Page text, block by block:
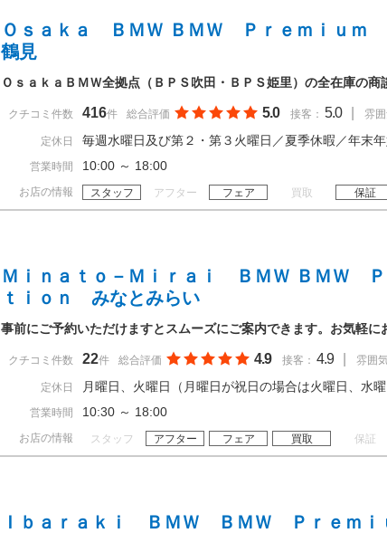
Ｏｓａｋａ ＢＭＷ ＢＭＷ Ｐｒｅｍｉｕｍ
鶴見
ＯｓａｋａＢＭＷ全拠点（ＢＰＳ吹田・ＢＰＳ姫里）の全在庫の商
クチコミ件数 416件 総合評価 5.0 接客： 5.0 雰囲
定休日 毎週水曜日及び第２・第３火曜日／夏季休暇／年末
営業時間 10:00 ～ 18:00
お店の情報 スタッフ アフター フェア 買取 保証
Ｍｉｎａｔｏ－Ｍｉｒａｉ ＢＭＷ ＢＭＷ
ｔｉｏｎ みなとみらい
事前にご予約いただけますとスムーズにご案内できます。お気軽に
クチコミ件数 22件 総合評価 4.9 接客： 4.9 雰囲
定休日 月曜日、火曜日（月曜日が祝日の場合は火曜日、水曜
営業時間 10:30 ～ 18:00
お店の情報 スタッフ アフター フェア 買取 保証
Ｉｂａｒａｋｉ ＢＭＷ ＢＭＷ Ｐｒｅｍ